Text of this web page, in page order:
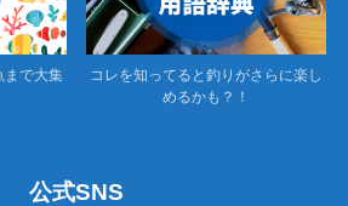
まで大集
コレを知ってると釣りがさらに楽し
めるかも？！
公式SNS